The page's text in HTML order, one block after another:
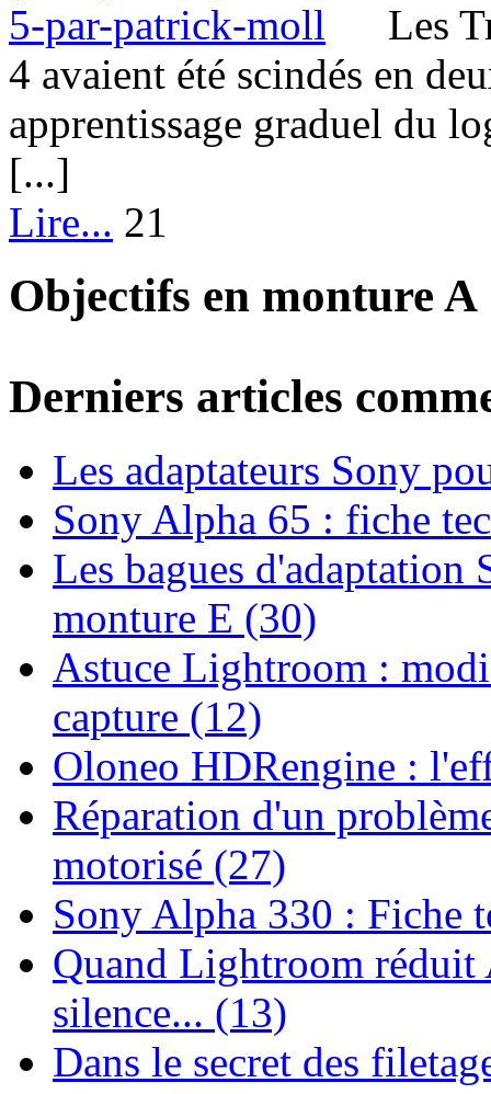
Les
4 avaient été scindés en
apprentissage graduel du
[...]
Lire... 21
Objectifs en monture A
Derniers articles
Les adaptateurs Sony
Sony Alpha 65 : fiche
Les bagues d'adaptation
monture E (30)
Astuce Lightroom :
capture (12)
Oloneo HDRengine :
Réparation d'un
motorisé (27)
Sony Alpha 330 : Fiche
Quand Lightroom réduit
silence... (13)
Dans le secret des